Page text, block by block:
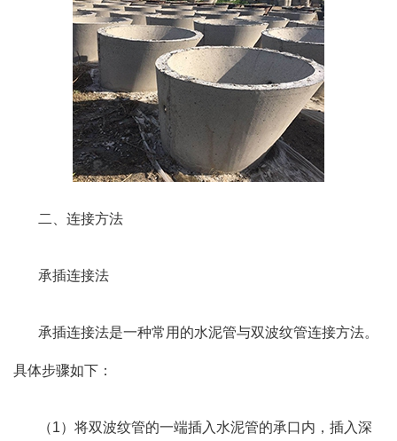
二、连接方法
承插连接法
承插连接法是一种常用的水泥管与双波纹管连接方法。
具体步骤如下：
（1）将双波纹管的一端插入水泥管的承口内，插入深